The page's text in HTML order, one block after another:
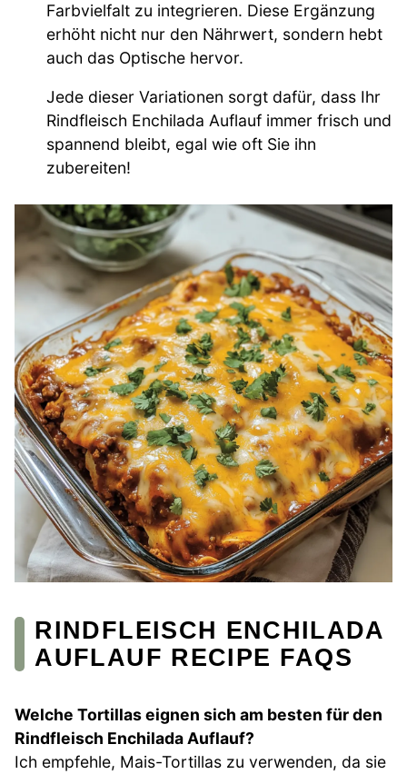
Farbvielfalt zu integrieren. Diese Ergänzung
erhöht nicht nur den Nährwert, sondern hebt
auch das Optische hervor.
Jede dieser Variationen sorgt dafür, dass Ihr
Rindfleisch Enchilada Auflauf immer frisch und
spannend bleibt, egal wie oft Sie ihn
zubereiten!
RINDFLEISCH ENCHILADA
AUFLAUF RECIPE FAQS
Welche Tortillas eignen sich am besten für den
Rindfleisch Enchilada Auflauf?
Ich empfehle, Mais-Tortillas zu verwenden, da sie